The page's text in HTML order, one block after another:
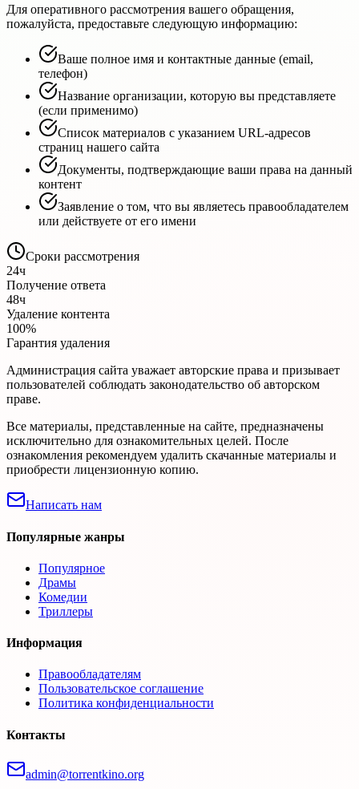
Для оперативного рассмотрения вашего обращения,
пожалуйста, предоставьте следующую информацию:
Ваше полное имя и контактные данные (email,
телефон)
Название организации, которую вы представляете
(если применимо)
Список материалов с указанием URL-адресов
страниц нашего сайта
Документы, подтверждающие ваши права на данный
контент
Заявление о том, что вы являетесь правообладателем
или действуете от его имени
Сроки рассмотрения
24ч
Получение ответа
48ч
Удаление контента
100%
Гарантия удаления
Администрация сайта уважает авторские права и призывает
пользователей соблюдать законодательство об авторском
праве.
Все материалы, представленные на сайте, предназначены
исключительно для ознакомительных целей. После
ознакомления рекомендуем удалить скачанные материалы и
приобрести лицензионную копию.
Написать нам
Популярные жанры
Популярное
Драмы
Комедии
Триллеры
Информация
Правообладателям
Пользовательское соглашение
Политика конфиденциальности
Контакты
admin@torrentkino.org